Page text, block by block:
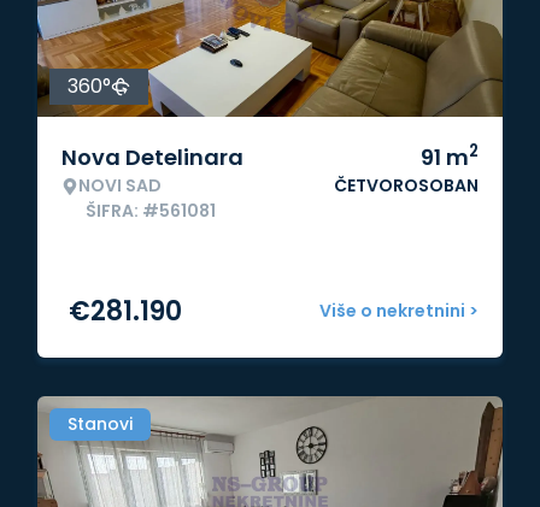
360°
Nova Detelinara
NOVI SAD
ŠIFRA: #561081
91 m2
ČETVOROSOBAN
Više o nekretnini >
€281.190
Stanovi